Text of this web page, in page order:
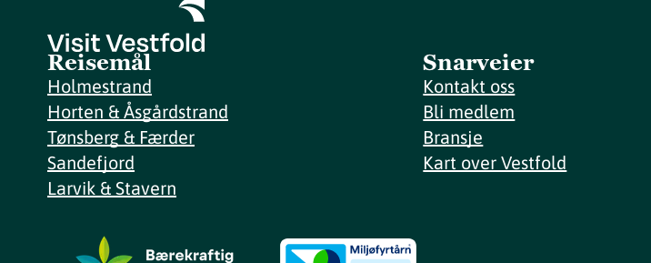
Reisemål
Holmestrand
Horten & Åsgårdstrand
Tønsberg & Færder
Sandefjord
Larvik & Stavern
Snarveier
Kontakt oss
Bli medlem
Bransje
Kart over Vestfold